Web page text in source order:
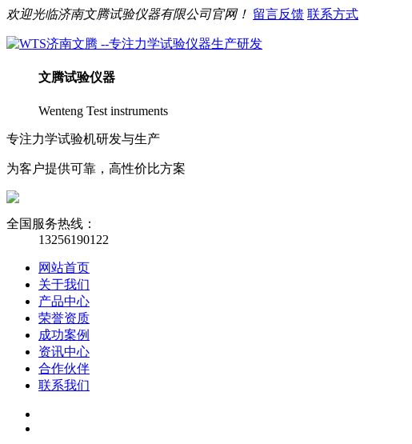
欢迎光临济南文腾试验仪器有限公司官网！ 留言反馈 联系方式
文腾试验仪器
Wenteng Test instruments
专注力学试验机研发与生产
为客户提供可靠，高性价比方案
全国服务热线：
13256190122
网站首页
关于我们
产品中心
荣誉资质
成功案例
资讯中心
合作伙伴
联系我们